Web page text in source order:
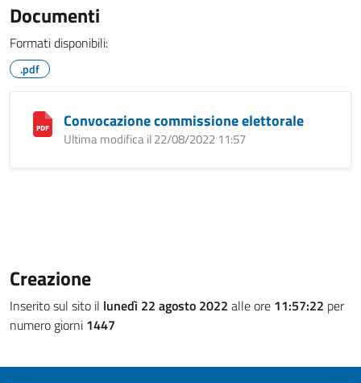
Documenti
Formati disponibili:
.pdf
Convocazione commissione elettorale
Ultima modifica il 22/08/2022 11:57
Creazione
Inserito sul sito il lunedì 22 agosto 2022 alle ore 11:57:22 per
numero giorni 1447